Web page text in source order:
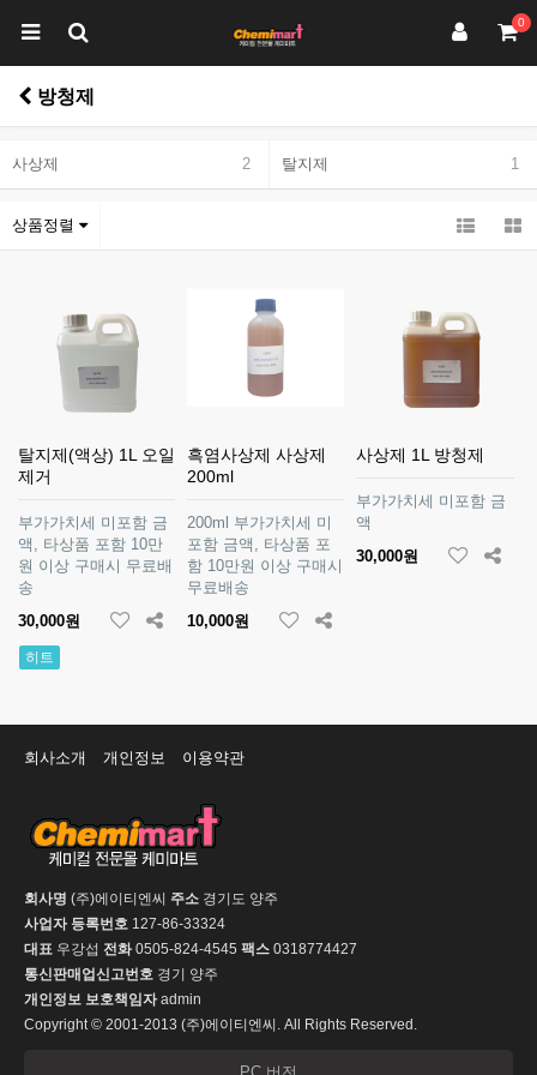
0
방청제
사상제 2 탈지제 1
상품정렬
탈지제(액상) 1L 오일
제거
부가가치세 미포함 금
액, 타상품 포함 10만
원 이상 구매시 무료배
송
30,000원
히트
흑염사상제 사상제
200ml
200ml 부가가치세 미
포함 금액, 타상품 포
함 10만원 이상 구매시
무료배송
10,000원
사상제 1L 방청제
부가가치세 미포함 금
액
30,000원
회사소개 개인정보 이용약관
회사명 (주)에이티엔씨 주소 경기도 양주
사업자 등록번호 127-86-33324
대표 우강섭 전화0505-824-4545 팩스 0318774427
통신판매업신고번호 경기 양주
개인정보 보호책임자admin
Copyright © 2001-2013 (주)에이티엔씨. All Rights Reserved.